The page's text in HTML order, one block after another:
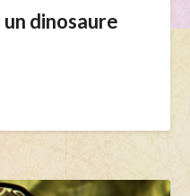
dinosaure